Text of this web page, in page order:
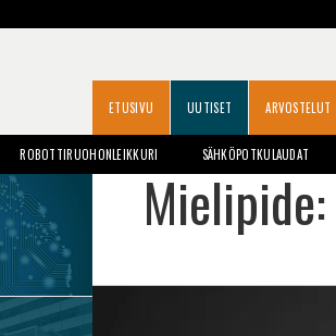
ETUSIVU UUTISET ARVOSTELUT
ROBOTTIRUOHONLEIKKURI SÄHKÖPOTKULAUDAT